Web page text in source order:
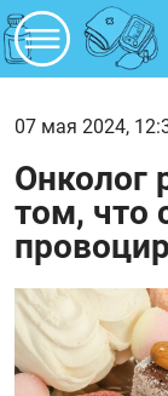
07 мая 2024,
Онколог
том, что